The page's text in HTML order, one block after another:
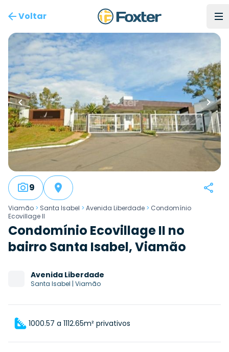
Voltar
9
Viamão > Santa Isabel > Avenida Liberdade > Condomínio
Ecovillage II
Condomínio Ecovillage II no
bairro Santa Isabel, Viamão
Avenida Liberdade
Santa Isabel | Viamão
1000.57 a 1112.65m² privativos